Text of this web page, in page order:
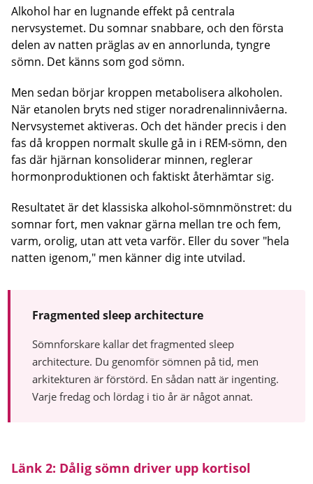
Alkohol har en lugnande effekt på centrala
nervsystemet. Du somnar snabbare, och den första
delen av natten präglas av en annorlunda, tyngre
sömn. Det känns som god sömn.
Men sedan börjar kroppen metabolisera alkoholen.
När etanolen bryts ned stiger noradrenalinnivåerna.
Nervsystemet aktiveras. Och det händer precis i den
fas då kroppen normalt skulle gå in i REM-sömn, den
fas där hjärnan konsoliderar minnen, reglerar
hormonproduktionen och faktiskt återhämtar sig.
Resultatet är det klassiska alkohol-sömnmönstret: du
somnar fort, men vaknar gärna mellan tre och fem,
varm, orolig, utan att veta varför. Eller du sover "hela
natten igenom," men känner dig inte utvilad.
Fragmented sleep architecture
Sömnforskare kallar det fragmented sleep
architecture. Du genomför sömnen på tid, men
arkitekturen är förstörd. En sådan natt är ingenting.
Varje fredag och lördag i tio år är något annat.
Länk 2: Dålig sömn driver upp kortisol